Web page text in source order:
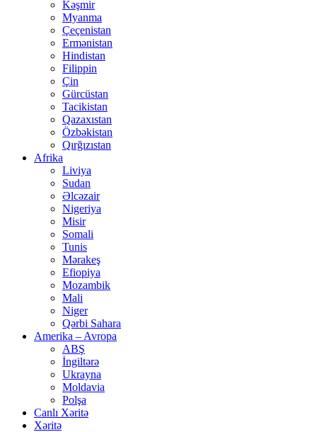
Kəşmir
Myanma
Çeçenistan
Ermənistan
Hindistan
Filippin
Çin
Gürcüstan
Tacikistan
Qazaxıstan
Özbəkistan
Qırğızıstan
Afrika
Liviya
Sudan
Əlcəzair
Nigeriya
Misir
Somali
Tunis
Mərakeş
Efiopiya
Mozambik
Mali
Niger
Qərbi Sahara
Amerika – Avropa
ABŞ
İngiltərə
Ukrayna
Moldavia
Polşa
Canlı Xəritə
Xəritə